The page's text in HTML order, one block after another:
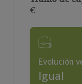
€
Evolución
Igual